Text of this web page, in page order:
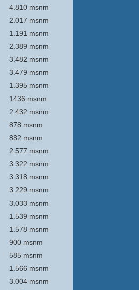
4.810 msnm
2.017 msnm
1.191 msnm
2.389 msnm
3.482 msnm
3.479 msnm
1.395 msnm
1436 msnm
2.432 msnm
878 msnm
882 msnm
2.577 msnm
3.322 msnm
3.318 msnm
3.229 msnm
3.033 msnm
1.539 msnm
1.578 msnm
900 msnm
585 msnm
1.566 msnm
3.004 msnm